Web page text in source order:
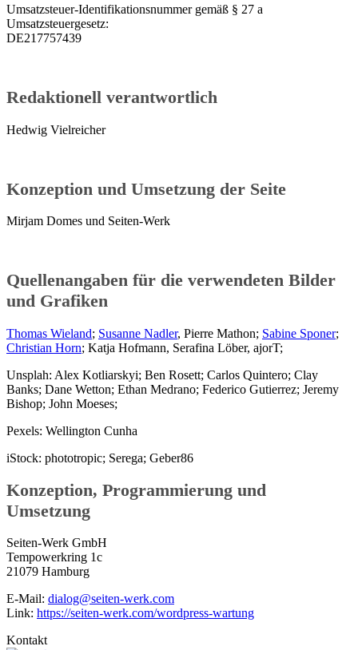
Umsatzsteuer-Identifikationsnummer gemäß § 27 a
Umsatzsteuergesetz:
DE217757439
Redaktionell verantwortlich
Hedwig Vielreicher
Konzeption und Umsetzung der Seite
Mirjam Domes und Seiten-Werk
Quellenangaben für die verwendeten Bilder
und Grafiken
Thomas Wieland; Susanne Nadler, Pierre Mathon; Sabine Sponer;
Christian Horn; Katja Hofmann, Serafina Löber, ajorT;
Unsplah: Alex Kotliarskyi; Ben Rosett; Carlos Quintero; Clay
Banks; Dane Wetton; Ethan Medrano; Federico Gutierrez; Jeremy
Bishop; John Moeses;
Pexels: Wellington Cunha
iStock: phototropic; Serega; Geber86
Konzeption, Programmierung und
Umsetzung
Seiten-Werk GmbH
Tempowerkring 1c
21079 Hamburg
E-Mail: dialog@seiten-werk.com
Link: https://seiten-werk.com/wordpress-wartung
Kontakt